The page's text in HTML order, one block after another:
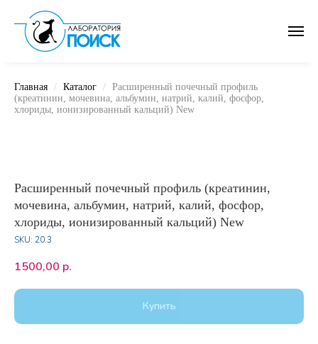
Главная Каталог
Расширенный почечный профиль
(креатинин, мочевина, альбумин, натрий, калий, фосфор,
хлориды, ионизированный кальций) New
Расширенный почечный профиль (креатинин,
мочевина, альбумин, натрий, калий, фосфор,
хлориды, ионизированный кальций) New
SKU: 20.3
1500,00 р.
Купить